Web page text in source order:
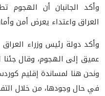
وأكد الجانبان أن الهجوم
العراق واعتداء يعرض أمن
وأكد دولة رئيس وزراء
عميق إلى الهجوم، وقال جئنا
ونحن هنا لمساندة إقليم
في حال وجودها، من خلال